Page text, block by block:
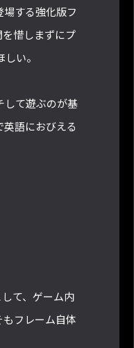
する強化版フ
惜しまずにプ
い。
して遊ぶのが基
語におびえる
て、ゲーム内
フレーム自体